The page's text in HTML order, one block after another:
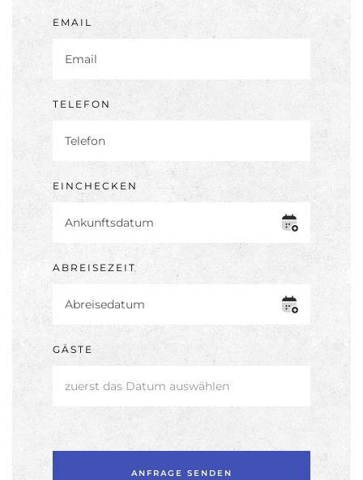
EMAIL
TELEFON
EINCHECKEN
ABREISEZEIT
GÄSTE
zuerst das Datum auswählen